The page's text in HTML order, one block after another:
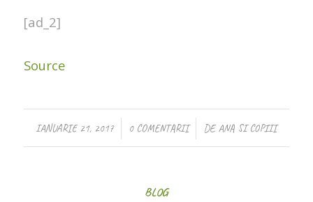
[ad_2]
Source
IANUARIE 21, 2017
/ 0 COMENTARII
/ DE ANA SI COPIII
BLOG